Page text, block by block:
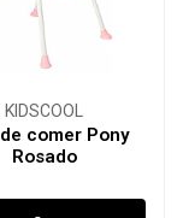
KIDSCOOL
comer Pony
Rosado